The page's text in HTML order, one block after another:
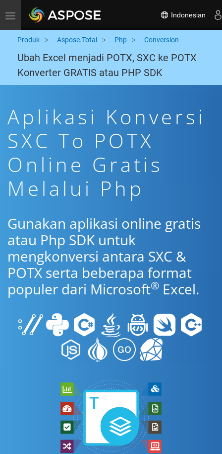
Toggle navigation Indonesian
Produk Aspose.Total Php Conversion
Ubah Excel menjadi POTX, SXC ke POTX
Konverter GRATIS atau PHP SDK
Aplikasi Konversi
SXC To POTX
Online Gratis
Melalui Php
Gunakan aplikasi online gratis
atau Php SDK untuk
mengkonversi antara SXC &
POTX serta beberapa format
populer dari Microsoft® Excel.